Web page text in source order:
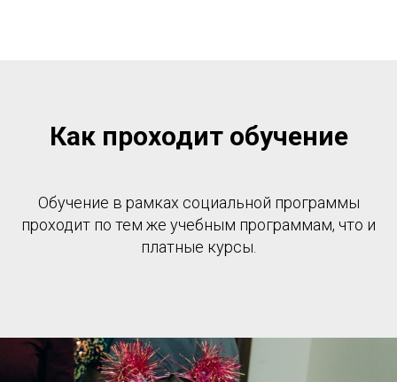
Как проходит обучение
Обучение в рамках социальной программы
проходит по тем же учебным программам, что и
платные курсы.